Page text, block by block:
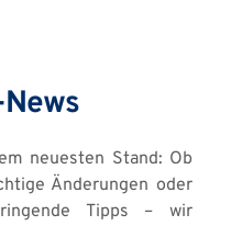
neuesten Stand: Ob
Änderungen oder
Tipps – wir